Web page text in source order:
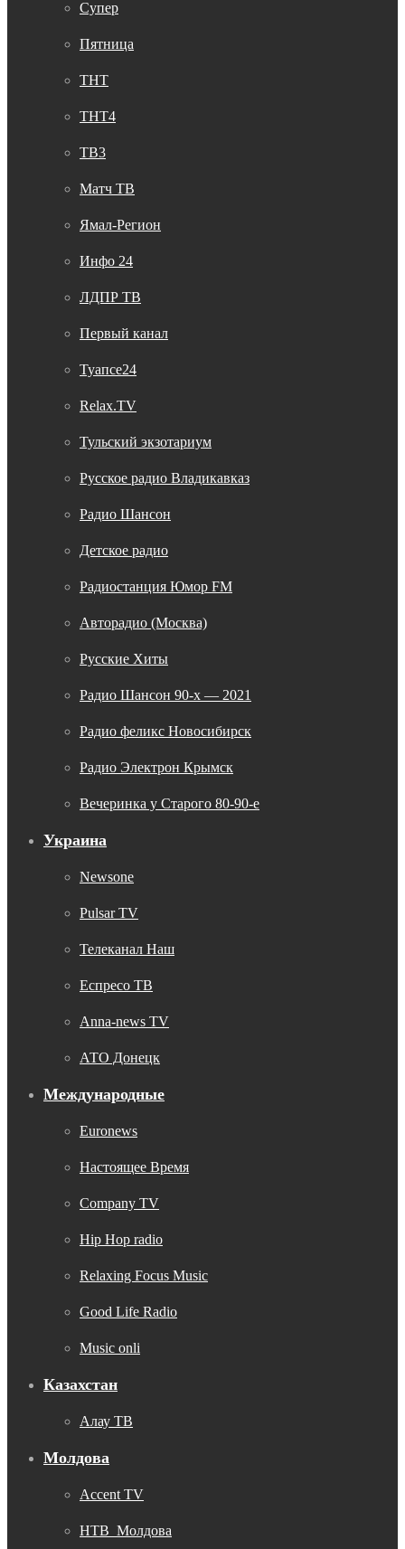
Супер
Пятница
ТНТ
ТНТ4
ТВ3
Матч ТВ
Ямал-Регион
Инфо 24
ЛДПР ТВ
Первый канал
Туапсе24
Relax.TV
Тульский экзотариум
Русское радио Владикавказ
Радио Шансон
Детское радио
Радиостанция Юмор FM
Авторадио (Москва)
Русские Хиты
Радио Шансон 90-х — 2021
Радио феликс Новосибирск
Радио Электрон Крымск
Вечеринка у Старого 80-90-е
Украина
Newsone
Pulsar TV
Телеканал Наш
Еспресо ТВ
Anna-news TV
АТО Донецк
Международные
Euronews
Настоящее Время
Company TV
Hip Hop radio
Relaxing Focus Music
Good Life Radio
Music onli
Казахстан
Алау ТВ
Молдова
Accent TV
НТВ_Молдова